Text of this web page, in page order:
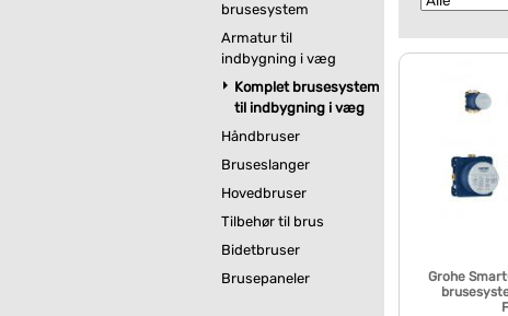
brusesystem
Armatur til
indbygning i væg
Komplet brusesystem
til indbygning i væg
Håndbruser
Bruseslanger
Hovedbruser
Tilbehør til brus
Bidetbruser
Brusepaneler
Grohe